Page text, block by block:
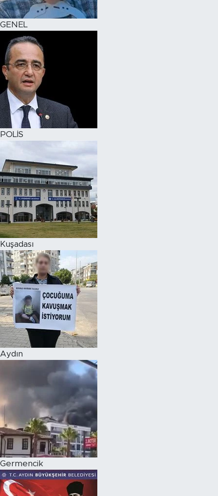
GENEL
POLİS
Kuşadası
Aydın
Germencik